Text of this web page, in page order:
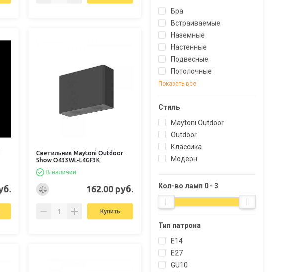
Светильник Maytoni Outdoor
Show O433WL-L4GF3K
В наличии
162.00 руб.
Купить
Бра
Встраиваемые
Наземные
Настенные
Подвесные
Потолочные
Показать все
Стиль
Maytoni Outdoor
Outdoor
Классика
Модерн
Кол-во ламп 0 - 3
Тип патрона
E14
E27
GU10